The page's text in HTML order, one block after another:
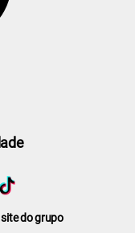
do grupo